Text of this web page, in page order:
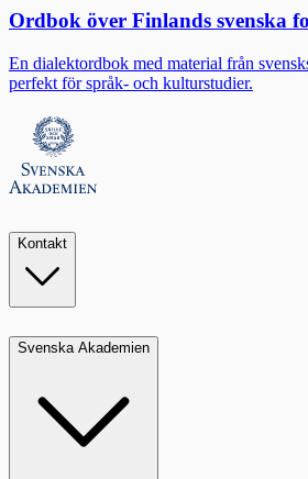
Ordbok över Finlands svenska
En dialektordbok med material från
perfekt för språk- och kulturstudier.
Kontakt
Svenska Akademien